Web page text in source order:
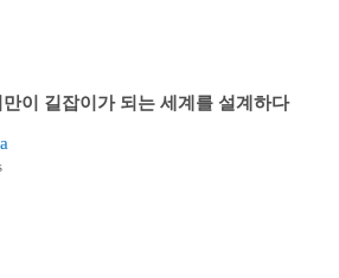
이 길잡이가 되는 세계를 설계하다